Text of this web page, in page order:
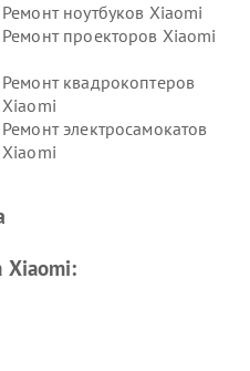
Ремонт ноутбуков Xiaomi
Ремонт проекторов Xiaomi
Ремонт квадрокоптеров
Xiaomi
Ремонт электросамокатов
Xiaomi
Ремонт смарт-часов Xiaomi
Xiaomi: